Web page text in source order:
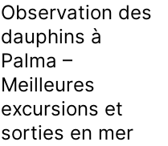
Observation des
dauphins à
Palma –
Meilleures
excursions et
sorties en mer